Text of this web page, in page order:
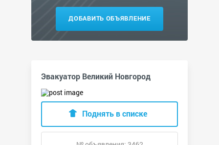
ДОБАВИТЬ ОБЪЯВЛЕНИЕ
Эвакуатор Великий Новгород
Поднять в списке